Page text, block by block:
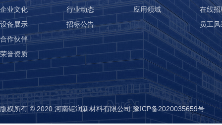
企业文化
设备展示
合作伙伴
荣誉资质
行业动态
招标公告
应用领域
在线招
员工
版权所有 © 2020 河南钜润新材料有限公司豫ICP备2020035659号